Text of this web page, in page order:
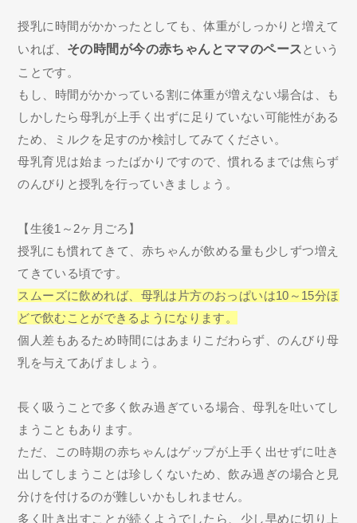
授乳に時間がかかったとしても、体重がしっかりと増えて
いれば、 その時間が今の赤ちゃんとママのペースという
ことです。
もし、時間がかかっている割に体重が増えない場合は、も
しかしたら母乳が上手く出ずに足りていない可能性がある
ため、ミルクを足すのか検討してみてください。
母乳育児は始まったばかりですので、慣れるまでは焦らず
のんびりと授乳を行っていきましょう。
【生後1～2ヶ月ごろ】
授乳にも慣れてきて、赤ちゃんが飲める量も少しずつ増え
てきている頃です。
スムーズに飲めれば、母乳は片方のおっぱいは10～15分ほ
どで飲むことができるようになります。
個人差もあるため時間にはあまりこだわらず、のんびり母
乳を与えてあげましょう。
長く吸うことで多く飲み過ぎている場合、母乳を吐いてし
まうこともあります。
ただ、この時期の赤ちゃんはゲップが上手く出せずに吐き
出してしまうことは珍しくないため、飲み過ぎの場合と見
分けを付けるのが難しいかもしれません。
多く吐き出すことが続くようでしたら、少し早めに切り上